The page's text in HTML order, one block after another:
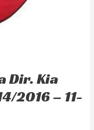
Dir. Kia
2016 – 11-